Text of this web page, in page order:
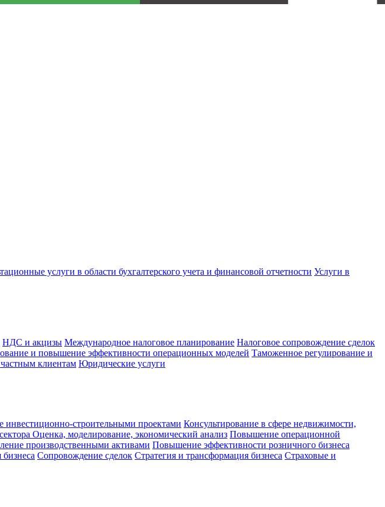
услуги в области бухгалтерского учета и финансовой отчетности Услуги в
НДС и акцизы Международное налоговое планирование Налоговое сопровождение сделок
и повышение эффективности операционных моделей Таможенное регулирование и
клиентам Юридические услуги
строительными проектами Консультирование в сфере недвижимости,
Оценка, моделирование, экономический анализ Повышение операционной
производственными активами Повышение эффективности розничного бизнеса
Сопровождение сделок Стратегия и трансформация бизнеса Страховые и